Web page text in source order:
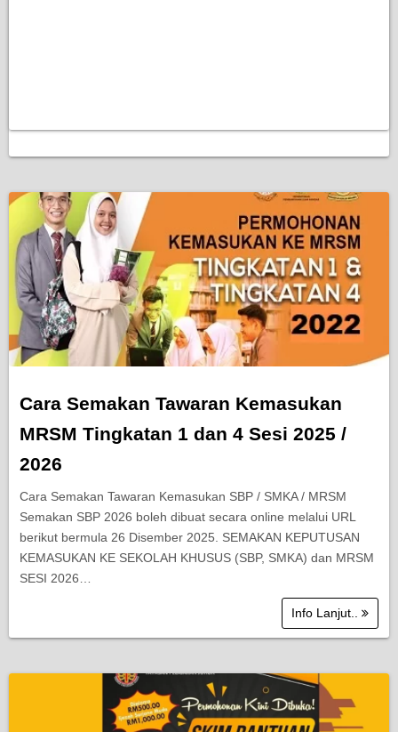
Cara Semakan Tawaran Kemasukan
MRSM Tingkatan 1 dan 4 Sesi 2025 /
2026
Cara Semakan Tawaran Kemasukan SBP / SMKA / MRSM
Semakan SBP 2026 boleh dibuat secara online melalui URL
berikut bermula 26 Disember 2025. SEMAKAN KEPUTUSAN
KEMASUKAN KE SEKOLAH KHUSUS (SBP, SMKA) dan MRSM
SESI 2026…
Info Lanjut..